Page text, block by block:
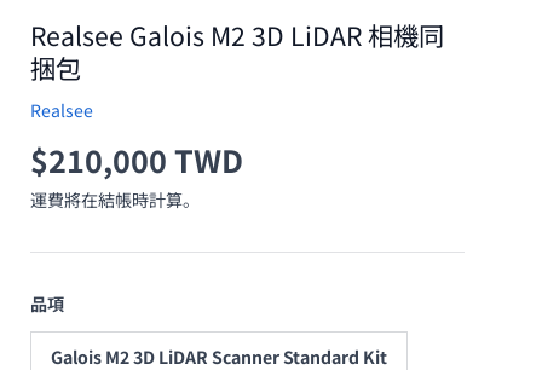
Realsee Galois M2 3D LiDAR 相機同
捆包
Realsee
原價
$210,000 TWD
運費將在結帳時計算。
品項
Galois M2 3D LiDAR Scanner Standard Kit